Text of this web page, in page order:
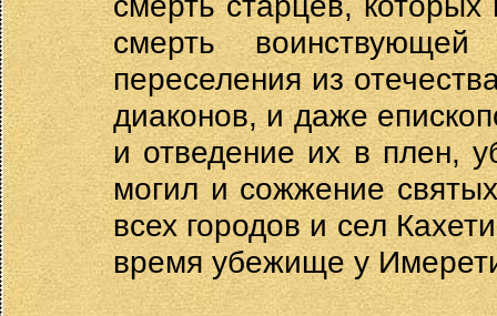
смерть
переселения из
диаконов, и даже
и отведение их в плен,
могил и сожжение
всех городов и сел
время убежище у